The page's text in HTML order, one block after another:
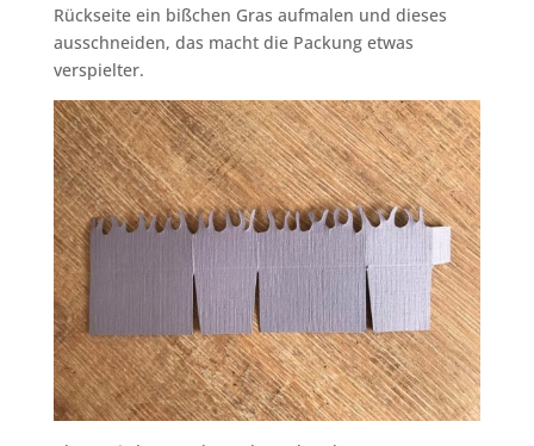
Rückseite ein bißchen Gras aufmalen und dieses
ausschneiden, das macht die Packung etwas
verspielter.